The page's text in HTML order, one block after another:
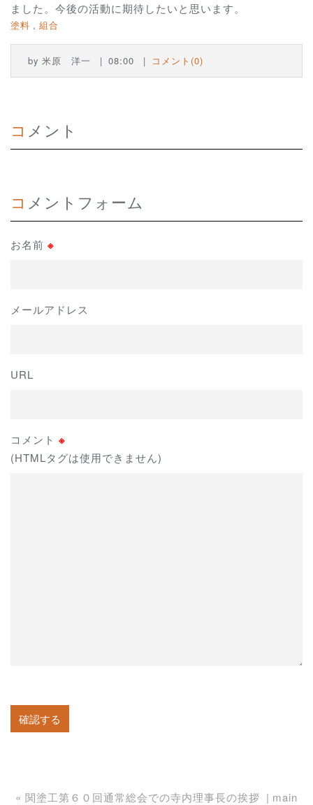
ました。今後の活動に期待したいと思います。
塗料 組合
by 米原 洋一 08:00 コメント(0)
コメント
コメントフォーム
お名前 ※
メールアドレス
URL
コメント ※
(HTMLタグは使用できません)
« 関塗工第６０回通常総会での寺内理事長の挨拶
main